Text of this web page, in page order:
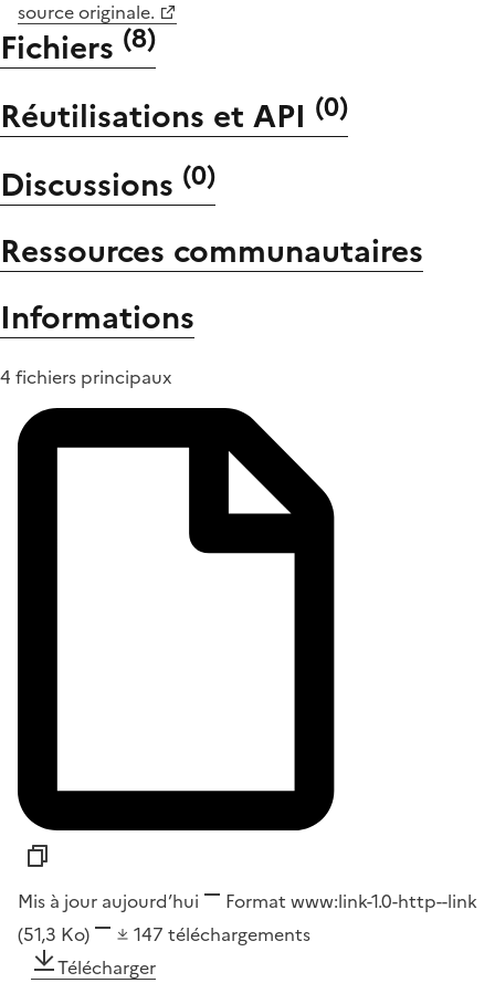
source originale.
Fichiers (8)
Réutilisations et API (0)
Discussions (0)
Ressources communautaires
Informations
4 fichiers principaux
Mis à jour aujourd’hui Format www:link-1.0-http--link
(51,3 Ko)
147 téléchargements
Télécharger